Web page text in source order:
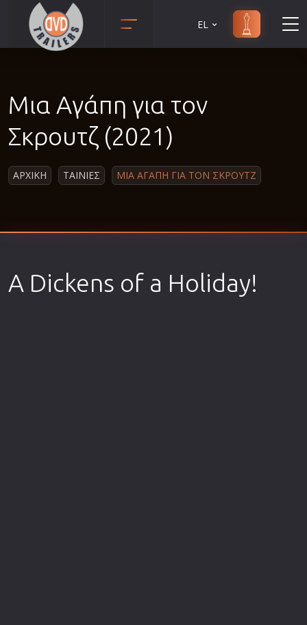
Αισθηματικές
Αισθησιακές
Αστυνομικές
Β' Παγκόσμιος Πόλεμος
Δραματικές
Ελληνικός Κινηματογράφος
EL
Μια Αγάπη για τον
Σκρουτζ (2021)
ΑΡΧΙΚΗ ΤΑΙΝΙΕΣ ΜΙΑ ΑΓΑΠΗ ΓΙΑ ΤΟΝ ΣΚΡΟΥΤΖ
A Dickens of a Holiday!